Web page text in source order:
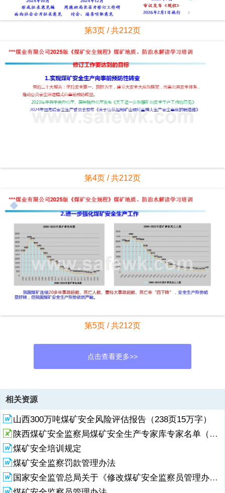
第3页 / 共212页
第4页 / 共212页
第5页 / 共212页
点击查看更多>>
资源描述
1、培训教研室 二二五年十一月,2025版煤矿安全规程解读学习培训
（第二编 煤矿地质、第三编第八章防治水）,一、修订背景 2023年2月
22日13时，内蒙古阿拉善新井煤业有限公司露天煤矿发生特别重大坍塌
事故，造成53人死亡、6人受伤，直接经济损失20430.25万元。,事故发
生的主要原因：1.地质灾害治理缺失，该区域存在古滑坡体，地质条件
复杂，但矿未进行有效治理，甚至在滑坡体下方违规作业。2.为了多出
煤、追求效益，疯狂“刷帮”开挖，导致边坡角远超设计值，在事故发生
前，边坡已经出现明显裂缝、沉降等坍塌征兆，征兆出现后，对预警信
相关资源
山西300万吨煤矿安全风险评估报告（238页15万字）
陕西煤矿安全监察局煤矿安全生产专家库专家名单（第一批）
煤矿安全培训规定
煤矿安全监察罚款管理办法
国家安全监管总局关于《修改煤矿安全监察员管理办法》等五部煤矿安全规章的决定